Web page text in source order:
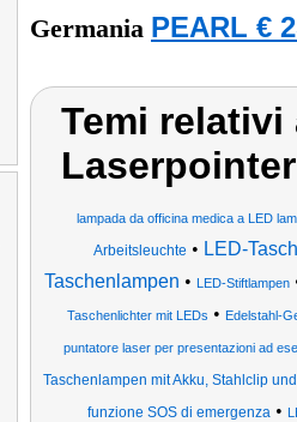
Germania PEARL €
Temi relativi
Laserpointer
lampada da officina medica a LED
Arbeitsleuchte • LED-
Taschenlampen • LED-Stiftlampen
Taschenlichter mit LEDs • Edelstahl-
puntatore laser per presentazioni ad
Taschenlampen mit Akku, Stahlclip
funzione SOS di emergenza •